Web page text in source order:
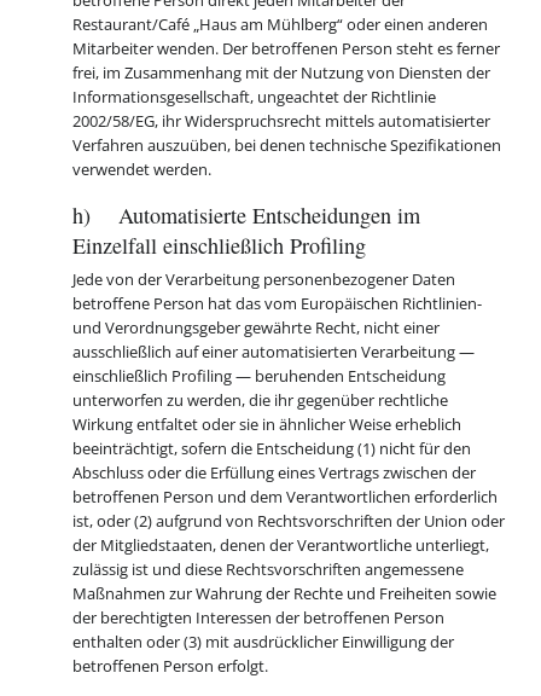
Restaurant/Café „Haus am Mühlberg“ oder einen anderen
Mitarbeiter wenden. Der betroffenen Person steht es ferner
frei, im Zusammenhang mit der Nutzung von Diensten der
Informationsgesellschaft, ungeachtet der Richtlinie
2002/58/EG, ihr Widerspruchsrecht mittels automatisierter
Verfahren auszuüben, bei denen technische Spezifikationen
verwendet werden.
h) Automatisierte Entscheidungen im
Einzelfall einschließlich Profiling
Jede von der Verarbeitung personenbezogener Daten
betroffene Person hat das vom Europäischen Richtlinien-
und Verordnungsgeber gewährte Recht, nicht einer
ausschließlich auf einer automatisierten Verarbeitung —
einschließlich Profiling — beruhenden Entscheidung
unterworfen zu werden, die ihr gegenüber rechtliche
Wirkung entfaltet oder sie in ähnlicher Weise erheblich
beeinträchtigt, sofern die Entscheidung (1) nicht für den
Abschluss oder die Erfüllung eines Vertrags zwischen der
betroffenen Person und dem Verantwortlichen erforderlich
ist, oder (2) aufgrund von Rechtsvorschriften der Union oder
der Mitgliedstaaten, denen der Verantwortliche unterliegt,
zulässig ist und diese Rechtsvorschriften angemessene
Maßnahmen zur Wahrung der Rechte und Freiheiten sowie
der berechtigten Interessen der betroffenen Person
enthalten oder (3) mit ausdrücklicher Einwilligung der
betroffenen Person erfolgt.